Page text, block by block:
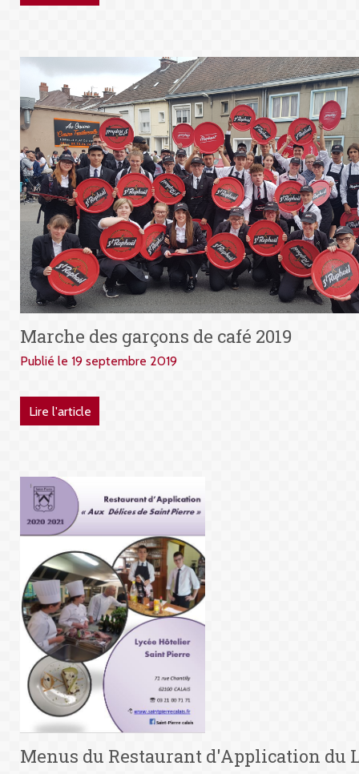
Marche des garçons de café 2019
Publié le 19 septembre 2019
Lire l'article
Menus du Restaurant d'Application du